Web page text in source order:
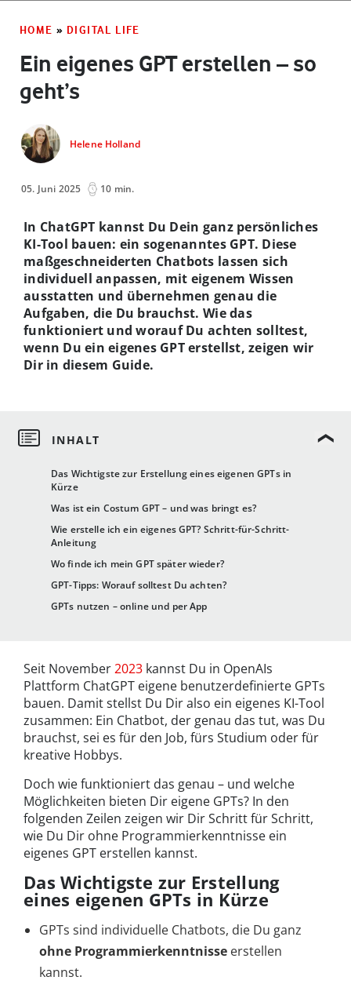
HOME » DIGITAL LIFE
Ein eigenes GPT erstellen – so
geht’s
Helene Holland
05. Juni 2025 10 min.
Das Wichtigste zur Erstellung eines eigenen GPTs in
Kürze
Was ist ein Costum GPT – und was bringt es?
Wie erstelle ich ein eigenes GPT? Schritt-für-Schritt-
Anleitung
Wo finde ich mein GPT später wieder?
GPT-Tipps: Worauf solltest Du achten?
GPTs nutzen – online und per App
In ChatGPT kannst Du Dein ganz persönliches
KI-Tool bauen: ein sogenanntes GPT. Diese
maßgeschneiderten Chatbots lassen sich
individuell anpassen, mit eigenem Wissen
ausstatten und übernehmen genau die
Aufgaben, die Du brauchst. Wie das
funktioniert und worauf Du achten solltest,
wenn Du ein eigenes GPT erstellst, zeigen wir
Dir in diesem Guide.
Seit November2023 kannst Du in OpenAIs
Plattform ChatGPT eigene benutzerdefinierte GPTs
bauen. Damit stellst Du Dir also ein eigenes KI-Tool
zusammen: Ein Chatbot, der genau das tut, was Du
brauchst, sei es für den Job, fürs Studium oder für
kreative Hobbys.
Doch wie funktioniert das genau – und welche
Möglichkeiten bieten Dir eigene GPTs? In den
folgenden Zeilen zeigen wir Dir Schritt für Schritt,
wie Du Dir ohne Programmierkenntnisse ein
eigenes GPT erstellen kannst.
Das Wichtigste zur Erstellung
eines eigenen GPTs in Kürze
GPTs sind individuelle Chatbots, die Du ganz
ohne Programmierkenntnisse erstellen
kannst.